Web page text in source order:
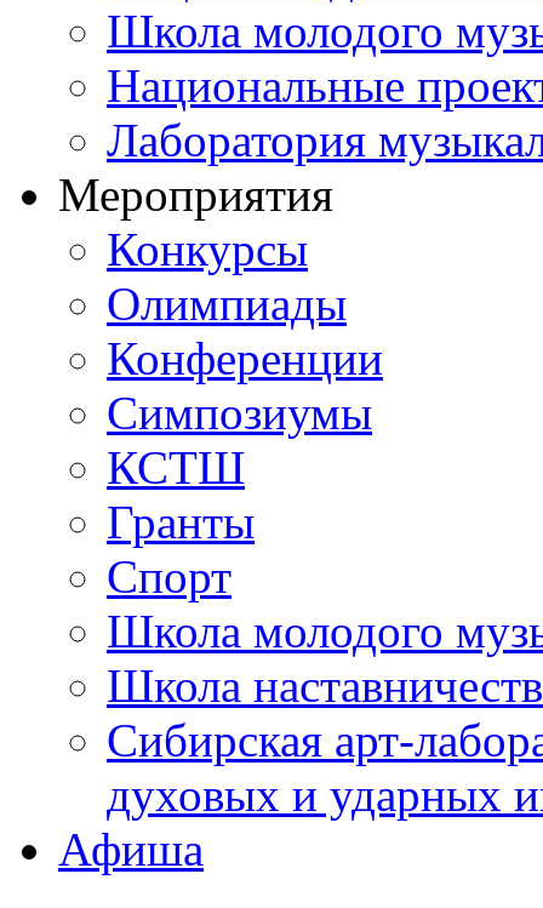
Школа молодого
Национальные
Лаборатория
Мероприятия
Конкурсы
Олимпиады
Конференции
Симпозиумы
КСТШ
Гранты
Спорт
Школа молодого
Школа
Сибирская арт-
духовых и ударных
Афиша